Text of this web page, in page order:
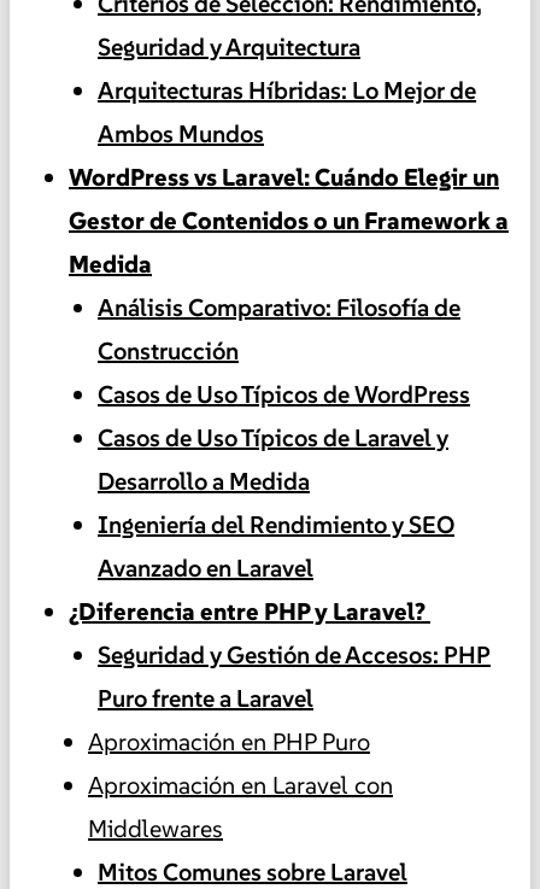
Seguridad y Arquitectura
Arquitecturas Híbridas: Lo Mejor de
Ambos Mundos
WordPress vs Laravel: Cuándo Elegir un
Gestor de Contenidos o un Framework a
Medida
Análisis Comparativo: Filosofía de
Construcción
Casos de Uso Típicos de WordPress
Casos de Uso Típicos de Laravel y
Desarrollo a Medida
Ingeniería del Rendimiento y SEO
Avanzado en Laravel
¿Diferencia entre PHP y Laravel?
Seguridad y Gestión de Accesos: PHP
Puro frente a Laravel
Aproximación en PHP Puro
Aproximación en Laravel con
Middlewares
Mitos Comunes sobre Laravel